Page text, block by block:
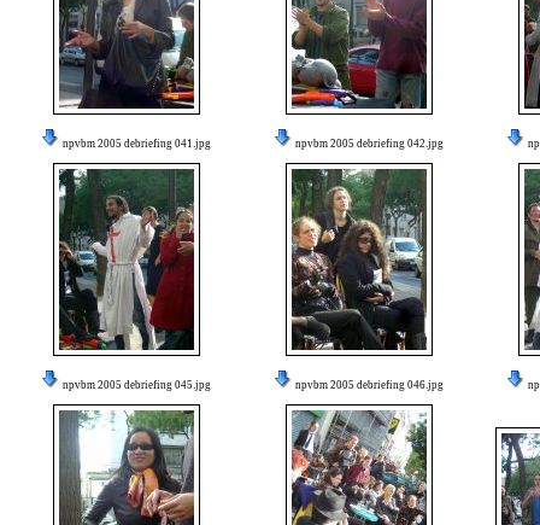
npvbm 2005 debriefing 041.jpg npvbm 2005 debriefing 042.jpg
npvbm 2005 debriefing 045.jpg npvbm 2005 debriefing 046.jpg